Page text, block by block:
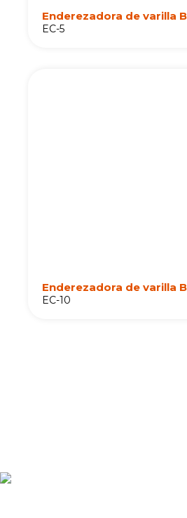
Enderezadora de varilla
EC-5
Enderezadora de varilla
EC-10